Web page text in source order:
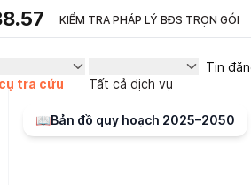
KIỂM TRA PHÁP LÝ BĐS TRỌN GÓI
tra cứu
Tất cả dịch vụ
Tin
📖Bản đồ quy hoạch 2025–2050